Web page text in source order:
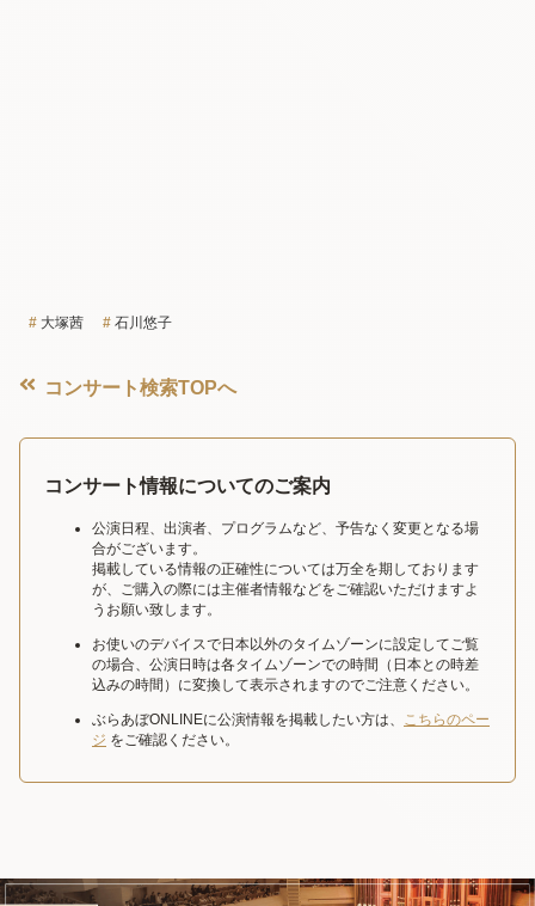
大塚茜 石川悠子
コンサート検索TOPへ
コンサート情報についてのご案内
公演日程、出演者、プログラムなど、予告なく変更となる場
合がございます。
掲載している情報の正確性については万全を期しております
が、ご購入の際には主催者情報などをご確認いただけますよ
うお願い致します。
お使いのデバイスで日本以外のタイムゾーンに設定してご覧
の場合、公演日時は各タイムゾーンでの時間（日本との時差
込みの時間）に変換して表示されますのでご注意ください。
ぶらあぼONLINEに公演情報を掲載したい方は、 こちらのペー
ジ をご確認ください。